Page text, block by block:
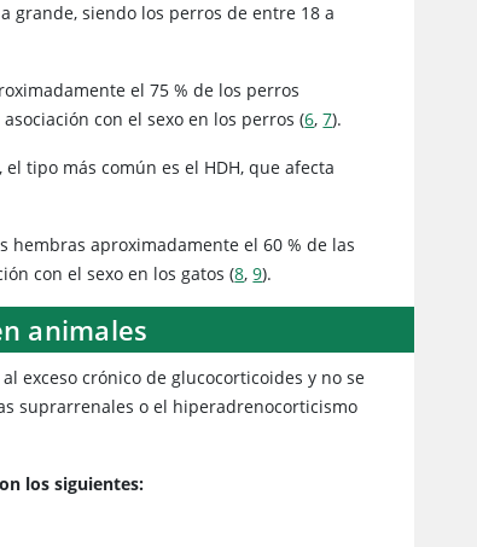
grande, siendo los perros de entre 18 a
el 75 % de los perros
con el sexo en los perros (6,7).
tipo más común es el HDH, que afecta
hembras aproximadamente el 60 % de las
con el sexo en los gatos (8,9).
animales
exceso crónico de glucocorticoides y no se
suprarrenales o el hiperadrenocorticismo
los siguientes: